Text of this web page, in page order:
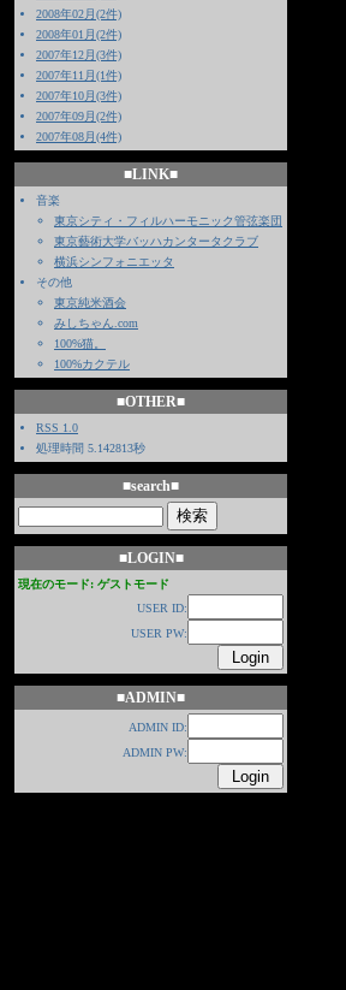
2008年02月(2件)
2008年01月(2件)
2007年12月(3件)
2007年11月(1件)
2007年10月(3件)
2007年09月(2件)
2007年08月(4件)
■LINK■
音楽
東京シティ・フィルハーモニック管弦楽団
東京藝術大学バッハカンタータクラブ
横浜シンフォニエッタ
その他
東京純米酒会
みしちゃん.com
100%猫。
100%カクテル
■OTHER■
RSS 1.0
処理時間 5.142813秒
■search■
■LOGIN■
現在のモード: ゲストモード
USER ID:
USER PW:
■ADMIN■
ADMIN ID:
ADMIN PW: